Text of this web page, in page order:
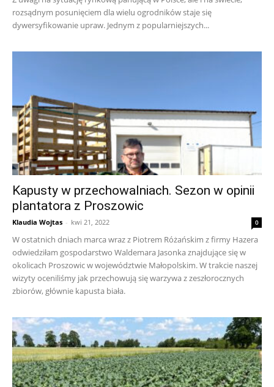
rozsądnym posunięciem dla wielu ogrodników staje się
dywersyfikowanie upraw. Jednym z popularniejszych...
Kapusty w przechowalniach. Sezon w opinii
plantatora z Proszowic
Klaudia Wojtas - kwi 21, 2022 0
W ostatnich dniach marca wraz z Piotrem Różańskim z firmy Hazera
odwiedziłam gospodarstwo Waldemara Jasonka znajdujące się w
okolicach Proszowic w województwie Małopolskim. W trakcie naszej
wizyty oceniliśmy jak przechowują się warzywa z zeszłorocznych
zbiorów, głównie kapusta biała.